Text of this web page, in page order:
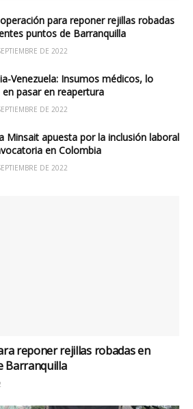
para reponer rejillas robadas
puntos de Barranquilla
DE 2022
Venezuela: Insumos médicos, lo
pasar en reapertura
DE 2022
Minsait apuesta por la inclusión laboral
en Colombia
DE 2022
reponer rejillas robadas en
Barranquilla